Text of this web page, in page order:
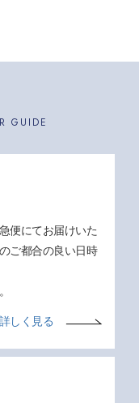
GUIDE
便にてお届けいた
ご都合の良い日時
詳しく見る